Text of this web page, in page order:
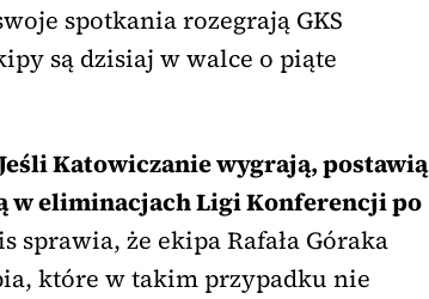
spotkania rozegrają GKS
są dzisiaj w walce o piąte
Katowiczanie wygrają, postawią
w eliminacjach Ligi Konferencji po
sprawia, że ekipa Rafała Góraka
które w takim przypadku nie